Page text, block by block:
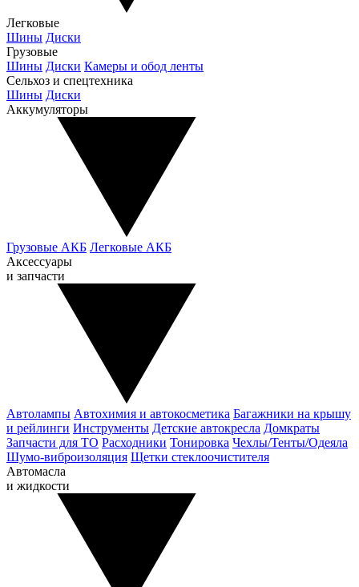
Легковые
Шины Диски
Грузовые
Шины Диски Камеры и обод ленты
Сельхоз и спецтехника
Шины Диски
Аккумуляторы
Грузовые АКБ Легковые АКБ
Аксессуары
и запчасти
Автолампы Автохимия и автокосметика Багажники на крышу
и рейлинги Инструменты Детские автокресла Домкраты
Запчасти для ТО Расходники Тонировка Чехлы/Тенты/Одеяла
Шумо-виброизоляция Щетки стеклоочистителя
Автомасла
и жидкости